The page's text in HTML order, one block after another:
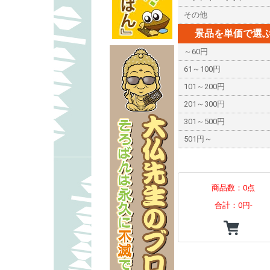
その他
景品を単価で選
～60円
61～100円
101～200円
201～300円
301～500円
501円～
商品数：0点
合計： 0円-